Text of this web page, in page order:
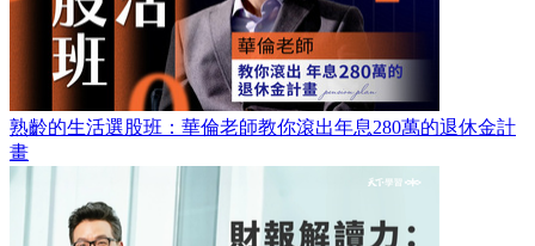
熟齡的生活選股班：華倫老師教你滾出年息280萬的退休金計
畫